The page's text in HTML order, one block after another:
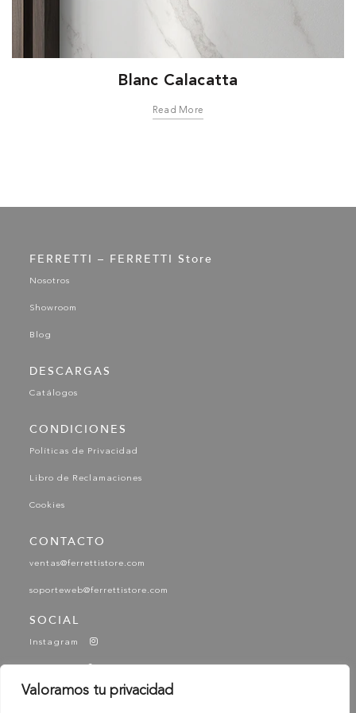
Valoramos tu privacidad
Blanc Calacatta
Read More
FERRETTI – FERRETTI Store
Nosotros
Showroom
Blog
DESCARGAS
Catálogos
CONDICIONES
Políticas de Privacidad
Libro de Reclamaciones
Cookies
CONTACTO
ventas@ferrettistore.com
soporteweb@ferrettistore.com
SOCIAL
Instagram
YouTube